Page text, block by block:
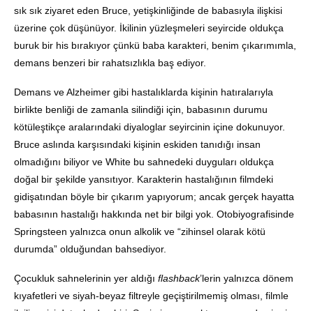
sık sık ziyaret eden Bruce, yetişkinliğinde de babasıyla ilişkisi
üzerine çok düşünüyor. İkilinin yüzleşmeleri seyircide oldukça
buruk bir his bırakıyor çünkü baba karakteri, benim çıkarımımla,
demans benzeri bir rahatsızlıkla baş ediyor.
Demans ve Alzheimer gibi hastalıklarda kişinin hatıralarıyla
birlikte benliği de zamanla silindiği için, babasının durumu
kötüleştikçe aralarındaki diyaloglar seyircinin içine dokunuyor.
Bruce aslında karşısındaki kişinin eskiden tanıdığı insan
olmadığını biliyor ve White bu sahnedeki duyguları oldukça
doğal bir şekilde yansıtıyor. Karakterin hastalığının filmdeki
gidişatından böyle bir çıkarım yapıyorum; ancak gerçek hayatta
babasının hastalığı hakkında net bir bilgi yok. Otobiyografisinde
Springsteen yalnızca onun alkolik ve “zihinsel olarak kötü
durumda” olduğundan bahsediyor.
Çocukluk sahnelerinin yer aldığı flashback’lerin yalnızca dönem
kıyafetleri ve siyah-beyaz filtreyle geçiştirilmemiş olması, filmle